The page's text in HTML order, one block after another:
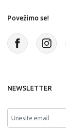
Povežimo se!
NEWSLETTER